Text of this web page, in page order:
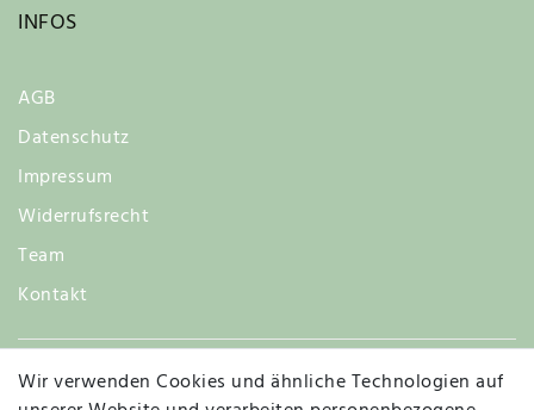
INFOS
AGB
Datenschutz
Impressum
Widerrufsrecht
Team
Kontakt
Wir verwenden Cookies und ähnliche Technologien auf